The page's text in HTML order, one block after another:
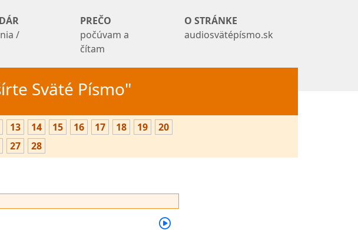
/
PREČO
počúvam a
čítam
O STRÁNKE
audiosvätépísmo.sk
Sväté Písmo"
13 14 15 16 17 18 19
20
27 28